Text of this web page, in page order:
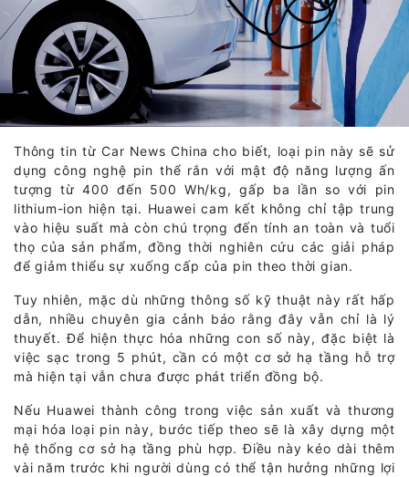
Thông tin từ Car News China cho biết, loại pin này sẽ sử
dụng công nghệ pin thể rắn với mật độ năng lượng ấn
tượng từ 400 đến 500 Wh/kg, gấp ba lần so với pin
lithium-ion hiện tại. Huawei cam kết không chỉ tập trung
vào hiệu suất mà còn chú trọng đến tính an toàn và tuổi
thọ của sản phẩm, đồng thời nghiên cứu các giải pháp
để giảm thiểu sự xuống cấp của pin theo thời gian.
Tuy nhiên, mặc dù những thông số kỹ thuật này rất hấp
dẫn, nhiều chuyên gia cảnh báo rằng đây vẫn chỉ là lý
thuyết. Để hiện thực hóa những con số này, đặc biệt là
việc sạc trong 5 phút, cần có một cơ sở hạ tầng hỗ trợ
mà hiện tại vẫn chưa được phát triển đồng bộ.
Nếu Huawei thành công trong việc sản xuất và thương
mại hóa loại pin này, bước tiếp theo sẽ là xây dựng một
hệ thống cơ sở hạ tầng phù hợp. Điều này kéo dài thêm
vài năm trước khi người dùng có thể tận hưởng những lợi